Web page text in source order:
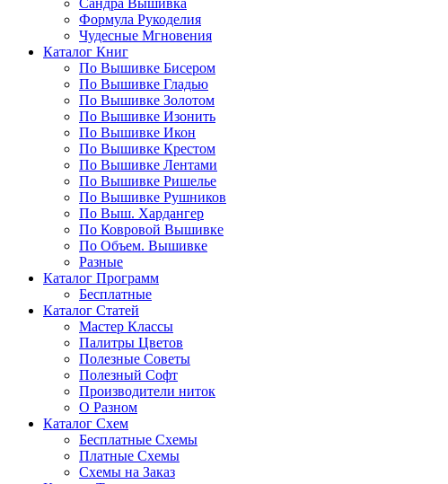
Сандра Вышивка
Формула Рукоделия
Чудесные Мгновения
Каталог Книг
По Вышивке Бисером
По Вышивке Гладью
По Вышивке Золотом
По Вышивке Изонить
По Вышивке Икон
По Вышивке Крестом
По Вышивке Лентами
По Вышивке Ришелье
По Вышивке Рушников
По Выш. Хардангер
По Ковровой Вышивке
По Объем. Вышивке
Разные
Каталог Программ
Бесплатные
Каталог Статей
Мастер Классы
Палитры Цветов
Полезные Советы
Полезный Софт
Производители ниток
О Разном
Каталог Схем
Бесплатные Схемы
Платные Схемы
Схемы на Заказ